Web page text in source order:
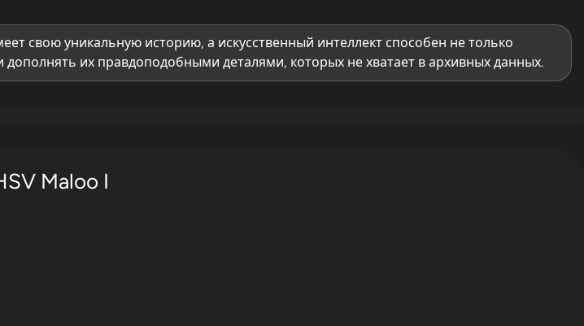
свою уникальную историю, а искусственный интеллект способен не только
дополнять их правдоподобными деталями, которых не хватает в архивных данных.
Maloo I